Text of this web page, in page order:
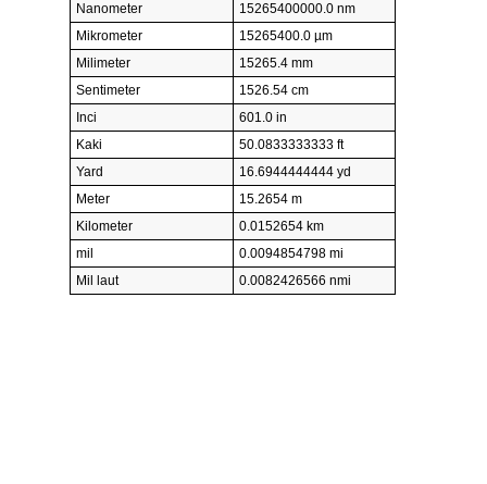
Nanometer
15265400000.0 nm
Mikrometer
15265400.0 µm
Milimeter
15265.4 mm
Sentimeter
1526.54 cm
Inci
601.0 in
Kaki
50.0833333333 ft
Yard
16.6944444444 yd
Meter
15.2654 m
Kilometer
0.0152654 km
mil
0.0094854798 mi
Mil laut
0.0082426566 nmi